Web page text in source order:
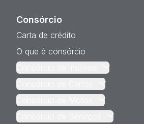
Consórcio
Carta de crédito
O que é consórcio
Consórcio de Imóveis
Consórcio de Carros
Consórcio de Motos
Consórcio de Serviços